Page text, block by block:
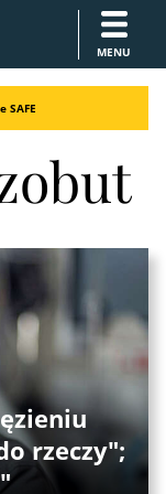
MENU
SAFE
rzeczy";